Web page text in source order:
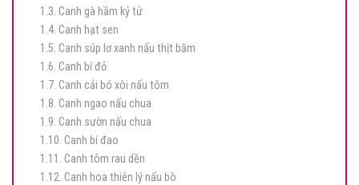
1.3. Canh gà hầm kỷ tử
1.4. Canh hạt sen
1.5. Canh súp lơ xanh nấu thịt băm
1.6. Canh bí đỏ
1.7. Canh cải bó xôi nấu tôm
1.8. Canh ngao nấu chua
1.9. Canh sườn nấu chua
1.10. Canh bí đao
1.11. Canh tôm rau dền
1.12. Canh hoa thiên lý nấu bò